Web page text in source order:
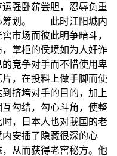
强卧薪尝胆，忍辱负重
筹划。 此时江阳城内
市场而彼此明争暗斗，
掌柜的侯境如为人奸诈
竞争对手而不惜使用卑
，在投料上做手脚而使
挤垮对手的目的，加上
勾结，勾心斗角，使整
，日本人也对我国的老
安插了隐藏很深的心
从而获得老窖秘方。他